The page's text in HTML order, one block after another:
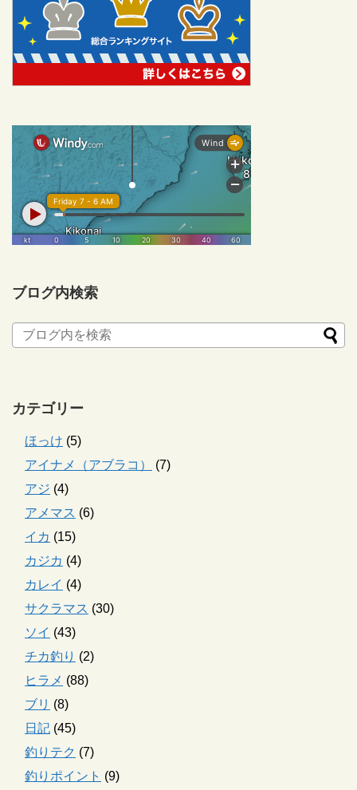
ブログ内検索
カテゴリー
ほっけ (5)
アイナメ（アブラコ）
(7)
アジ (4)
アメマス (6)
イカ (15)
カジカ (4)
カレイ (4)
サクラマス (30)
ソイ (43)
チカ釣り (2)
ヒラメ (88)
ブリ (8)
日記 (45)
釣りテク (7)
釣りポイント (9)